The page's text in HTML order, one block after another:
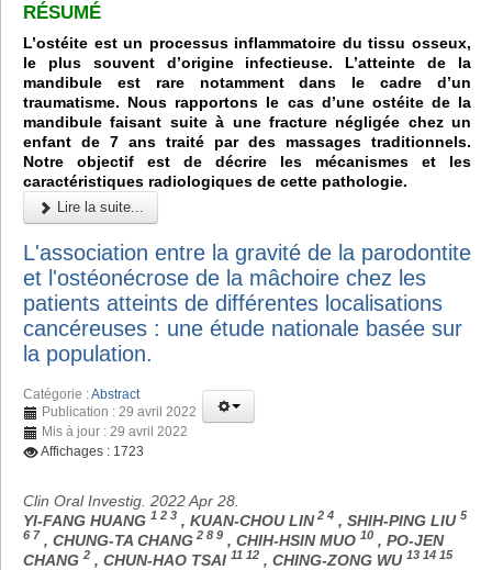
RÉSUMÉ
L’ostéite est un processus inflammatoire du tissu osseux,
le plus souvent d’origine infectieuse. L’atteinte de la
mandibule est rare notamment dans le cadre d’un
traumatisme. Nous rapportons le cas d’une ostéite de la
mandibule faisant suite à une fracture négligée chez un
enfant de 7 ans traité par des massages traditionnels.
Notre objectif est de décrire les mécanismes et les
caractéristiques radiologiques de cette pathologie.
Lire la suite...
L'association entre la gravité de la parodontite
et l'ostéonécrose de la mâchoire chez les
patients atteints de différentes localisations
cancéreuses : une étude nationale basée sur
la population.
Catégorie :Abstract
Publication : 29 avril 2022
Mis à jour : 29 avril 2022
Affichages : 1723
Clin Oral Investig. 2022 Apr 28.
YI-FANG HUANG 1 2 3 , KUAN-CHOU LIN2 4 , SHIH-PING LIU 5
6 7 , CHUNG-TA CHANG 2 8 9 , CHIH-HSIN MUO 10 , PO-JEN
CHANG 2 , CHUN-HAO TSAI 11 12 , CHING-ZONG WU 13 14 15